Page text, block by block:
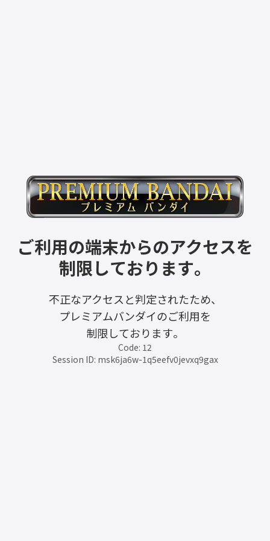
ご利用の端末からのアクセスを
制限しております。
不正なアクセスと判定されたため、
プレミアムバンダイのご利用を
制限しております。
Code: 12
Session ID: msk6ja6w-1q5eefv0jevxq9gax